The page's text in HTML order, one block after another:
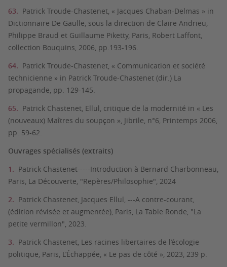
Patrick Troude-Chastenet, « Jacques Chaban-Delmas » in
Dictionnaire De Gaulle, sous la direction de Claire Andrieu,
Philippe Braud et Guillaume Piketty, Paris, Robert Laffont,
collection Bouquins, 2006, pp.193-196.
Patrick Troude-Chastenet, « Communication et société
technicienne » in Patrick Troude-Chastenet (dir.) La
propagande, pp. 129-145.
Patrick Chastenet, Ellul, critique de la modernité in « Les
(nouveaux) Maîtres du soupçon », Jibrile, n°6, Printemps 2006,
pp. 59-62.
Ouvrages spécialisés (extraits)
Patrick Chastenet-----Introduction à Bernard Charbonneau,
Paris, La Découverte, "Repères/Philosophie", 2024
Patrick Chastenet, Jacques Ellul, ---A contre-courant,
(édition révisée et augmentée), Paris, La Table Ronde, "La
petite vermillon", 2023.
Patrick Chastenet, Les racines libertaires de l’écologie
politique, Paris, L’Échappée, « Le pas de côté », 2023, 239 p.